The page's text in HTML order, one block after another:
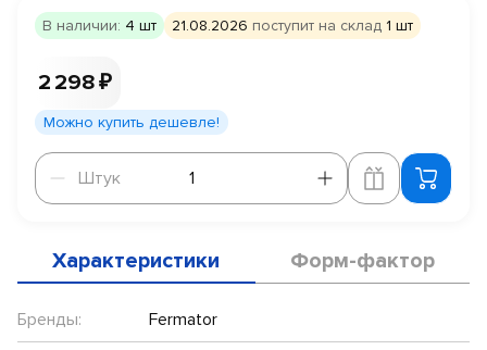
В наличии: 4 шт 21.08.2026 поступит на склад 1 шт
2 298 ₽
Можно купить дешевле!
Штук
Штук
Характеристики Форм-фактор
Бренды:
Fermator